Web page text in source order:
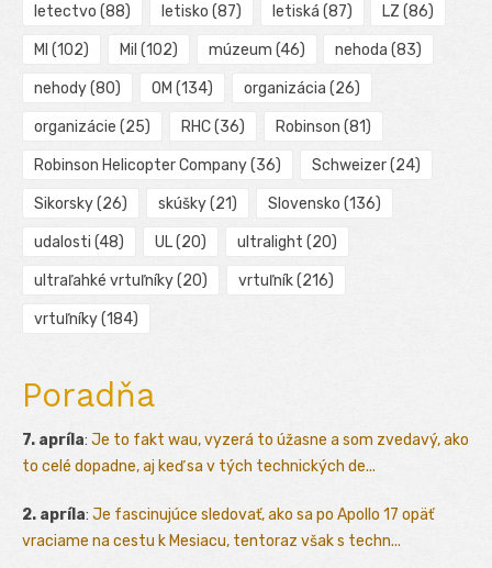
letectvo (88) letisko (87) letiská (87) LZ (86)
MI (102) Mil (102) múzeum (46) nehoda (83)
nehody(80) OM (134) organizácia (26)
organizácie (25) RHC(36) Robinson (81)
Robinson Helicopter Company(36) Schweizer(24)
Sikorsky(26) skúšky(21) Slovensko (136)
udalosti (48) UL(20) ultralight (20)
ultraľahké vrtuľníky(20) vrtuľník(216)
vrtuľníky(184)
Poradňa
7. apríla: Je to fakt wau, vyzerá to úžasne a som zvedavý, ako
to celé dopadne, aj keď sa v tých technických de...
2. apríla: Je fascinujúce sledovať, ako sa po Apollo 17 opäť
vraciame na cestu k Mesiacu, tentoraz však s techn...